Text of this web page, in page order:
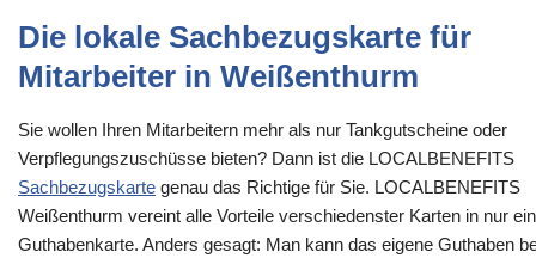
Die lokale Sachbezugskarte für
Mitarbeiter in Weißenthurm
Sie wollen Ihren Mitarbeitern mehr als nur Tankgutscheine oder
Verpflegungszuschüsse bieten? Dann ist die LOCALBENEFITS
Sachbezugskarte genau das Richtige für Sie. LOCALBENEFITS
Weißenthurm vereint alle Vorteile verschiedenster Karten in nur
Guthabenkarte. Anders gesagt: Man kann das eigene Guthaben